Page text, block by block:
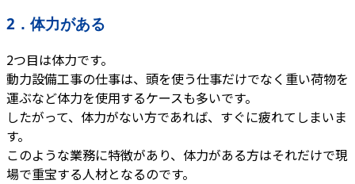
2．体力がある
2つ目は体力です。
動力設備工事の仕事は、頭を使う仕事だけでなく重い荷物を
運ぶなど体力を使用するケースも多いです。
したがって、体力がない方であれば、すぐに疲れてしまいま
す。
このような業務に特徴があり、体力がある方はそれだけで現
場で重宝する人材となるのです。